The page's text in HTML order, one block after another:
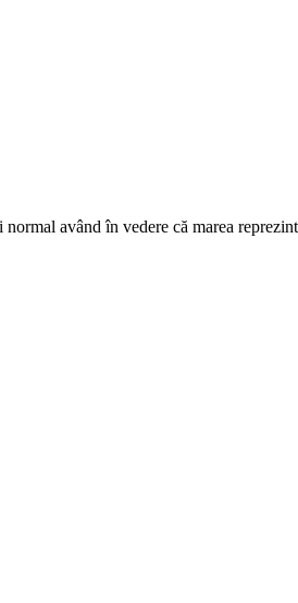
având în vedere că marea